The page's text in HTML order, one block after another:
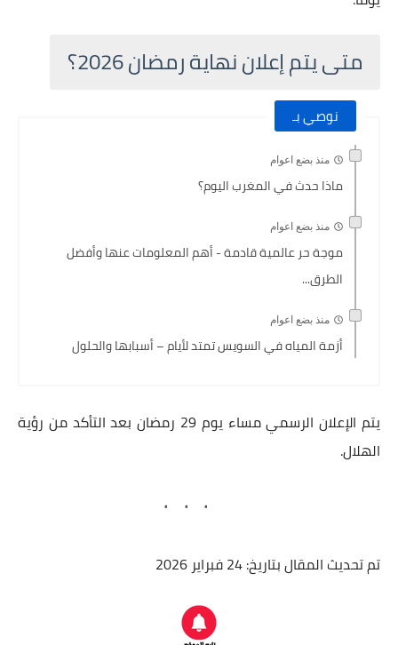
متى يتم إعلان نهاية رمضان 2026؟
نوصي بـ
منذ بضع اعوام
ماذا حدث في المغرب اليوم؟
منذ بضع اعوام
موجة حر عالمية قادمة - أهم المعلومات عنها وأفضل
الطرق...
منذ بضع اعوام
أزمة المياه في السويس تمتد لأيام – أسبابها والحلول
يتم الإعلان الرسمي مساء يوم 29 رمضان بعد التأكد من رؤية
الهلال.
تم تحديث المقال بتاريخ: 24 فبراير 2026